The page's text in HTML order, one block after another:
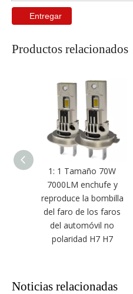
Entregar
Productos relacionados
1: 1 Tamaño 70W
7000LM enchufe y
reproduce la bombilla
del faro de los faros
del automóvil no
polaridad H7 H7
Noticias relacionadas